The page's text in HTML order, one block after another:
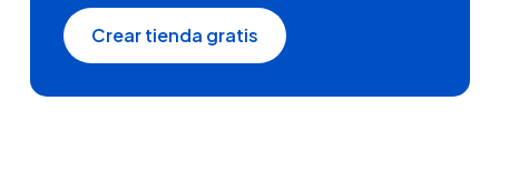
Crear tienda gratis